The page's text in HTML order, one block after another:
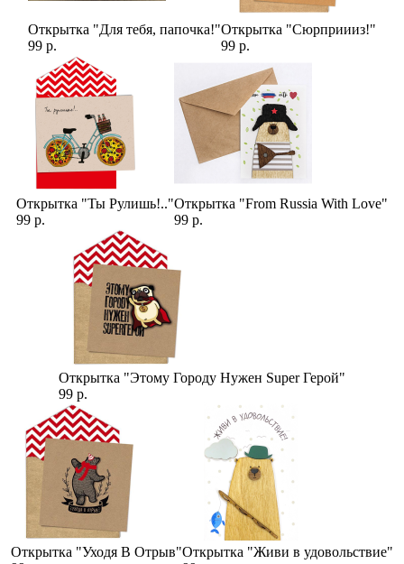
Открытка "Для тебя, папочка!"
99 р.
Открытка "Сюрприииз!"
99 р.
Открытка "Ты Рулишь!.."
99 р.
Открытка "From Russia With Love"
99 р.
Открытка "Этому Городу Нужен Super Герой"
99 р.
Открытка "Уходя В Отрыв"Открытка "Живи в удовольствие"